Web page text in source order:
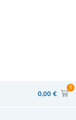
0,00 €
0